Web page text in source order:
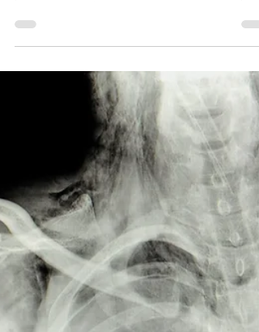
și dificilă. Te simți rupt de rădăcini, ca o frunză
purtată de vânt, fără un loc clar unde să te
este să găsești echilibrul între trecut și prezent,
între cine ai fost și cine vrei să devii. În acest
articol, voi împărtăși gânduri și strategii care m-au
ajutat să mă reconstruiesc și să mă înrădăcinez în
noua mea țară, cu un ton care combină
clară cu o notă acce